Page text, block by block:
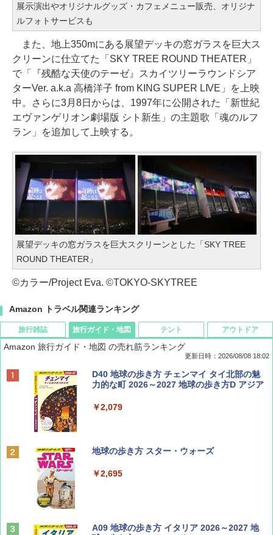
展示演出やオリジナルグッズ・カフェメニュー販売、オリジナ
ルフォトサービスも
また、地上350mにある展望デッキの窓ガラスを巨大ス
クリーンに仕立てた「SKY TREE ROUND THEATER」
で「『残酷な天使のテーゼ』スカイツリーラウンドシア
ターVer. a.k.a 高橋洋子 from KING SUPER LIVE」を上映
中。さらに3月8日からは、1997年に公開された「新世紀
エヴァンゲリオン劇場版 シト新生」の主題歌「魂のルフ
ラン」を追加して上映する。
展望デッキの窓ガラスを巨大スクリーンとした「SKY TREE
ROUND THEATER」
©カラー/Project Eva. ©TOKYO-SKYTREE
Amazon トラベル関連ランキング
旅行雑誌
BE-PAL(ビ-パル) 2026年 9 月号【特別付録:
SOTO ミニマル"旅"財布 ランダム2種】
￥1,500
ディズニーファン ２０２６年 ９月号 [雑
山と溪谷 2026年8月号「南アルプス大全」
旅行ガイド・地図
Amazon 旅行ガイド・地図 の売れ筋ランキング
更新日時：2026/08/08 18:02
D40 地球の歩き方 チェンマイ タイ北部の魅
力的な町 2026～2027 地球の歩き方D アジア
￥2,079
地球の歩き方 スター・ウォーズ
￥2,695
A09 地球の歩き方 イタリア 2026～2027 地
テント アウトドア